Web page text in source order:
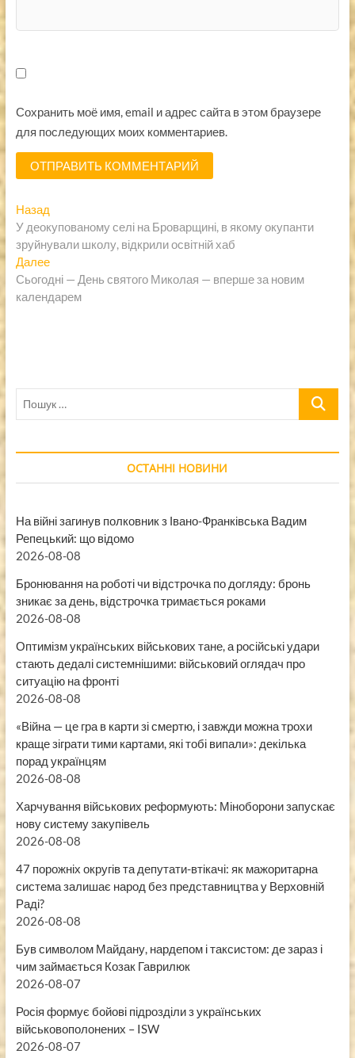
Сохранить моё имя, email и адрес сайта в этом браузере
для последующих моих комментариев.
Навигация
по
записям
НазадПредыдущая
запись:
У деокупованому селі на Броварщині, в якому окупанти
зруйнували школу, відкрили освітній хаб
ДалееСледующая
запись:
Сьогодні — День святого Миколая — вперше за новим
календарем
Пошук
ОСТАННІ НОВИНИ
На війні загинув полковник з Івано-Франківська Вадим
Репецький: що відомо
2026-08-08
Бронювання на роботі чи відстрочка по догляду: бронь
зникає за день, відстрочка тримається роками
2026-08-08
Оптимізм українських військових тане, а російські удари
стають дедалі системнішими: військовий оглядач про
ситуацію на фронті
2026-08-08
«Війна — це гра в карти зі смертю, і завжди можна трохи
краще зіграти тими картами, які тобі випали»: декілька
порад українцям
2026-08-08
Харчування військових реформують: Міноборони запускає
нову систему закупівель
2026-08-08
47 порожніх округів та депутати-втікачі: як мажоритарна
система залишає народ без представництва у Верховній
Раді?
2026-08-08
Був символом Майдану, нардепом і таксистом: де зараз і
чим займається Козак Гаврилюк
2026-08-07
Росія формує бойові підрозділи з українських
військовополонених – ISW
2026-08-07